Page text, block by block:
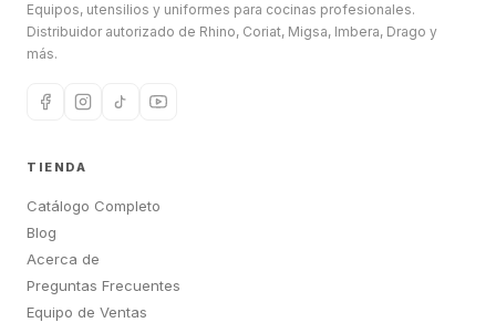
Equipos, utensilios y uniformes para cocinas profesionales.
Distribuidor autorizado de Rhino, Coriat, Migsa, Imbera, Drago y
más.
TIENDA
Catálogo Completo
Blog
Acerca de
Preguntas Frecuentes
Equipo de Ventas